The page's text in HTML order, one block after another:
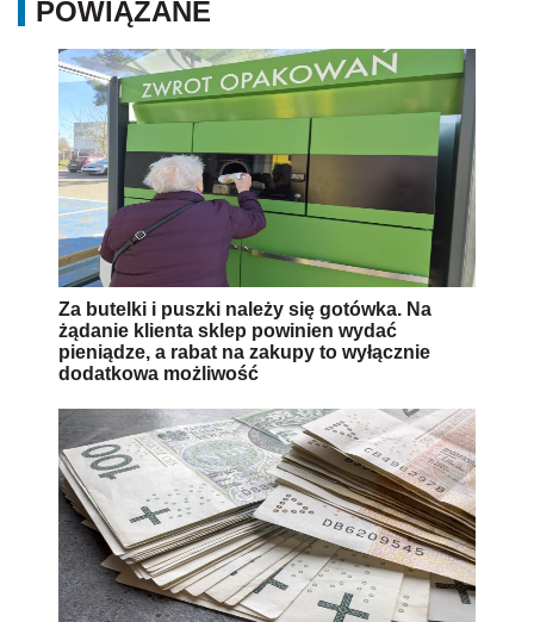
pieniądze, a rabat na zakupy to wyłącznie
Od 1,5 roku zabierają punkty. Straty
niepełnosprawnych od 395 zł do 1187 zł.
Miesięcznie